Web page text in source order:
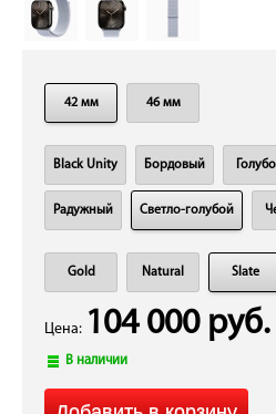
42 мм 46 мм
Black Unity Бордовый
Радужный Светло-голубой
Gold Natural Slate
Цена: 104 000 руб.
В наличии